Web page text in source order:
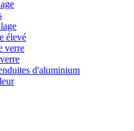
élevé
verre
d'aluminium